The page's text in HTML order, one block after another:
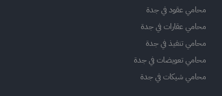
محامي عقود في جدة
محامي عقارات في جدة
محامي تنفيذ في جدة
محامي تعويضات في جدة
محامي شيكات في جدة